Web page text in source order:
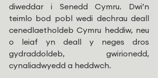
diweddar i Senedd Cymru. Dwi’n
teimlo bod pobl wedi dechrau deall
cenedlaetholdeb Cymru heddiw, neu
o leiaf yn deall y neges dros
gydraddoldeb, gwirionedd,
cynaliadwyedd a heddwch.